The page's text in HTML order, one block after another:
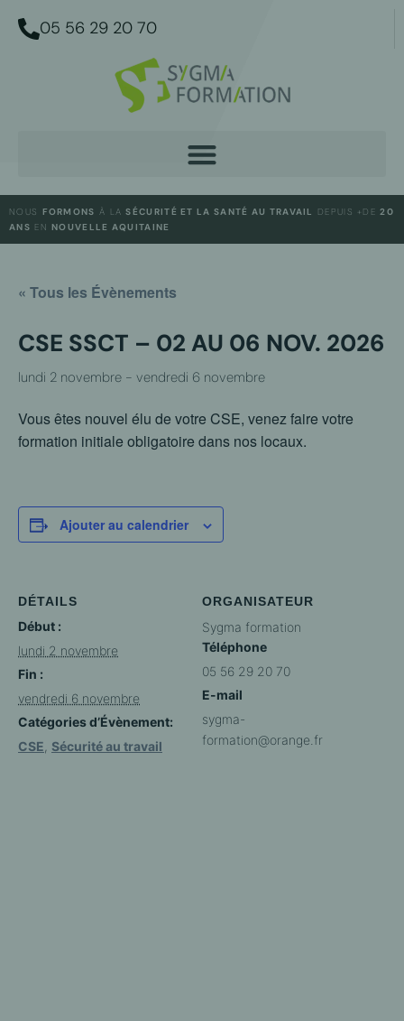
05 56 29 20 70
NOUS FORMONS À LASÉCURITÉ ET LA SANTÉ AU TRAVAIL DEPUIS +DE20
ANS ENNOUVELLE AQUITAINE
« Tous les Évènements
CSE SSCT – 02 AU 06 NOV. 2026
lundi 2 novembre - vendredi 6 novembre
Vous êtes nouvel élu de votre CSE, venez faire votre
formation initiale obligatoire dans nos locaux.
Ajouter au calendrier
DÉTAILS
Début :
lundi 2 novembre
Fin :
vendredi 6 novembre
Catégories d’Évènement:
CSE Sécurité au travail
ORGANISATEUR
Sygma formation
Téléphone
05 56 29 20 70
E-mail
sygma-
formation@orange.fr